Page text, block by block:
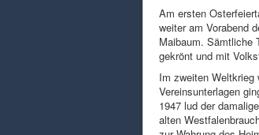
Am ersten
weiter am Vorabend
Maibaum. Sämtliche
gekrönt und mit
Im zweiten Weltkrieg
Vereinsunterlagen
1947 lud der
alten